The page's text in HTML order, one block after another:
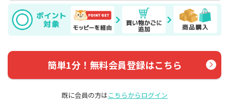
簡単1分！無料会員登録はこちら
既に会員の方はこちらからログイン